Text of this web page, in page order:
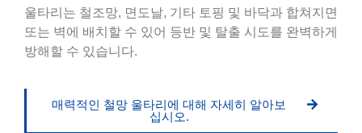
울타리는 철조망, 면도날, 기타 토핑 및 바닥과 합쳐지면
또는 벽에 배치할 수 있어 등반 및 탈출 시도를 완벽하게
방해할 수 있습니다.
매력적인 철망 울타리에 대해 자세히 알아보
십시오.